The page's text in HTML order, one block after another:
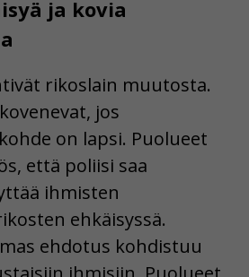
ja kovia
rikoslain muutosta.
jos
on lapsi. Puolueet
että poliisi saa
ihmisten
ehkäisyssä.
ehdotus kohdistuu